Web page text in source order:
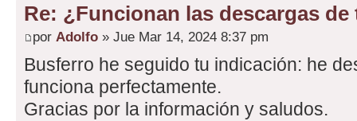
Re: ¿Funcionan las descargas
por Adolfo » Jue Mar 14, 2024 8:37 pm
Busferro he seguido tu indicación: he
funciona perfectamente.
Gracias por la información y saludos.